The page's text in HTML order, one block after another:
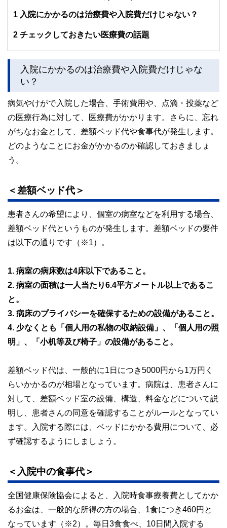
1 入院にかかるのは治療費や入院費だけじゃない？
2 チェックしておきたい医療費の話題
入院にかかるのは治療費や入院費だけじゃな
い？
病気やけがで入院した場合、手術費用や、点滴・投薬など
の医療行為に対して、医療費がかかります。さらに、忘れ
がちなお金として、差額ベッド代や食事代が発生します。
どのようなことにお金がかかるのか確認しておきましょ
う。
＜差額ベッド代＞
患者さんの希望により、個室の病室などを利用する場合、
差額ベッド代というものが発生します。差額ベッドの要件
は以下の通りです（※1）。
1. 病室の病床数は4床以下であること。
2. 病室の面積は一人当たり6.4平方メートル以上であるこ
と。
3. 病床のプライバシーを確保するための設備があること。
4. 少なくとも「個人用の私物の収納設備」、「個人用の照
明」、「小机等及び椅子」の設備があること。
差額ベッド代は、一般的に1日につき5000円から1万円く
らいかかるのが相場となっています。病院は、患者さんに
対して、差額ベッド室の設備、構造、料金などについて説
明し、患者さんの同意を確認することがルールとなってい
ます。入院する際には、ベッドにかかる費用について、必
ず確認するようにしましょう。
＜入院中の食事代＞
全国健康保険協会によると、入院時食事療養費としてかか
るお金は、一般的な所得の方の場合、1食につき460円と
なっています（※2）。毎日3食食べ、10日間入院する